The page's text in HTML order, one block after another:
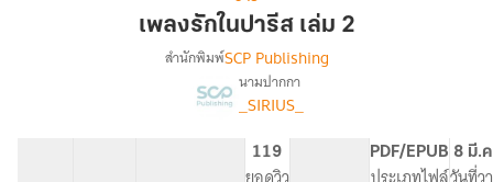
ใน
เพลงรักในปารีส เล่ม 2
เรื่อง
เพลง
ใน
ปารีส
สำนักพิมพ์SCP Publishing
นามปากกา
_SIRIUS_
119 PDF/EPUB 8 มี.